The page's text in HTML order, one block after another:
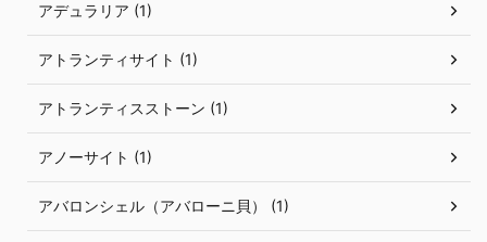
アデュラリア (1)
アトランティサイト (1)
アトランティスストーン (1)
アノーサイト (1)
アバロンシェル（アバローニ貝） (1)